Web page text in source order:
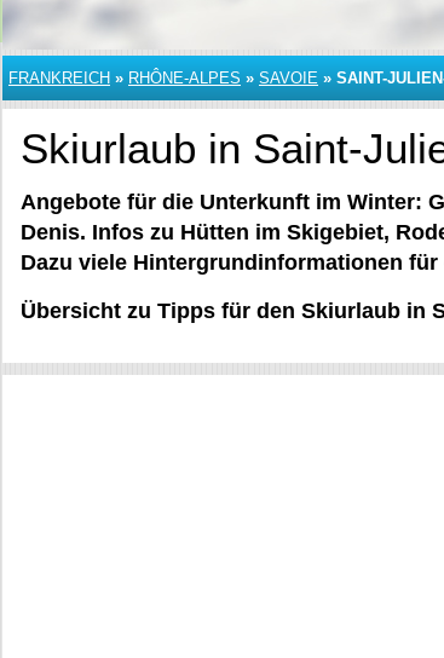
FRANKREICH » RHÔNE-ALPES » SAVOIE » SAINT-
Skiurlaub in Saint-
Angebote für die Unterkunft im Winter:
Denis. Infos zu Hütten im Skigebiet,
Dazu viele Hintergrundinformationen für
Übersicht zu Tipps für den Skiurlaub in